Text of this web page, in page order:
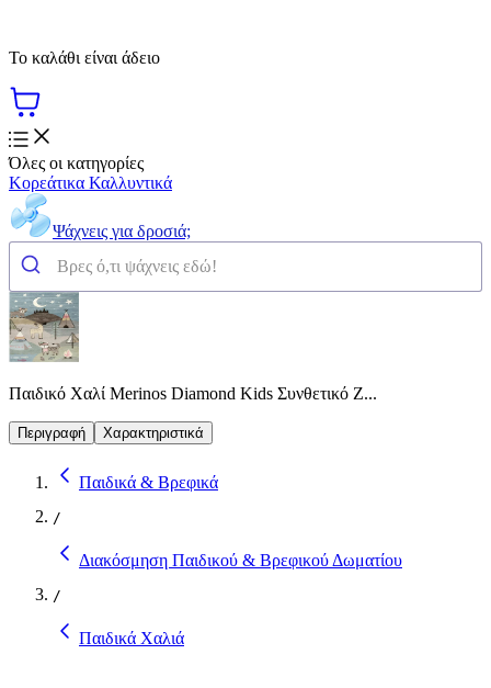
Το καλάθι είναι άδειο
Όλες οι κατηγορίες
Κορεάτικα Καλλυντικά
Ψάχνεις για δροσιά;
Παιδικό Χαλί Merinos Diamond Kids Συνθετικό Ζ...
Περιγραφή Χαρακτηριστικά
Παιδικά & Βρεφικά
/
Διακόσμηση Παιδικού & Βρεφικού Δωματίου
/
Παιδικά Χαλιά